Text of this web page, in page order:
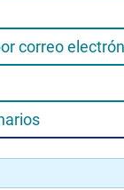
correo